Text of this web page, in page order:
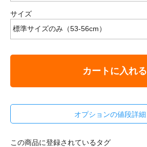
サイズ
カートに入れる
オプションの値段詳細
この商品に登録されているタグ